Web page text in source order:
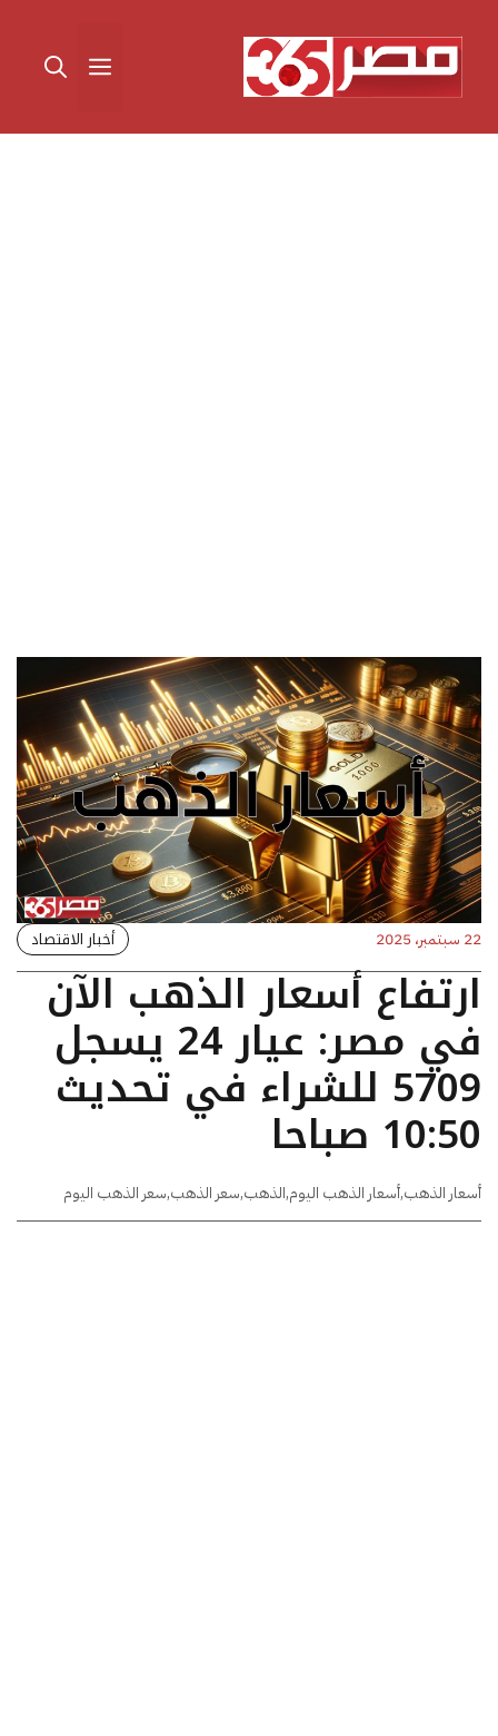
المحتوى القائمة
22 سبتمبر، 2025 أخبار الاقتصاد
ارتفاع أسعار الذهب الآن
في مصر: عيار 24 يسجل
5709 للشراء في تحديث
10:50 صباحا
أسعار الذهب,أسعار الذهب اليوم,الذهب,سعر الذهب,سعر الذهب اليوم